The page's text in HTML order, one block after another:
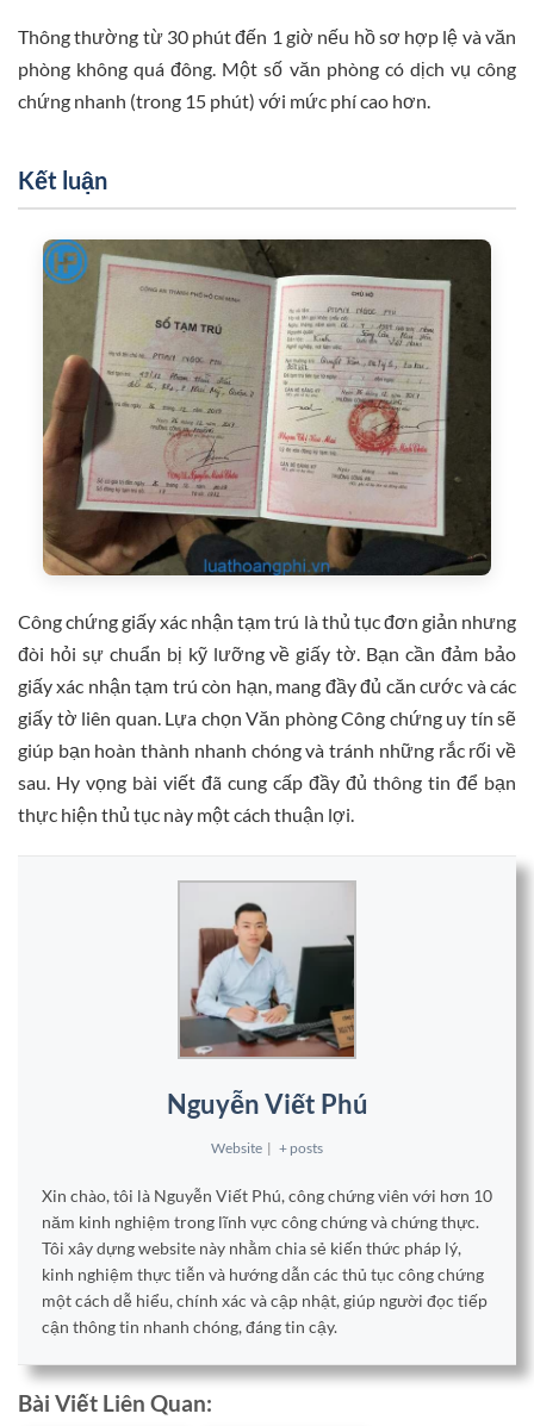
Thông thường từ 30 phút đến 1 giờ nếu hồ sơ hợp lệ và văn
phòng không quá đông. Một số văn phòng có dịch vụ công
chứng nhanh (trong 15 phút) với mức phí cao hơn.
Kết luận
Công chứng giấy xác nhận tạm trú là thủ tục đơn giản nhưng
đòi hỏi sự chuẩn bị kỹ lưỡng về giấy tờ. Bạn cần đảm bảo
giấy xác nhận tạm trú còn hạn, mang đầy đủ căn cước và các
giấy tờ liên quan. Lựa chọn Văn phòng Công chứng uy tín sẽ
giúp bạn hoàn thành nhanh chóng và tránh những rắc rối về
sau. Hy vọng bài viết đã cung cấp đầy đủ thông tin để bạn
thực hiện thủ tục này một cách thuận lợi.
Nguyễn Viết Phú
Website | + posts
Xin chào, tôi là Nguyễn Viết Phú, công chứng viên với hơn 10
năm kinh nghiệm trong lĩnh vực công chứng và chứng thực.
Tôi xây dựng website này nhằm chia sẻ kiến thức pháp lý,
kinh nghiệm thực tiễn và hướng dẫn các thủ tục công chứng
một cách dễ hiểu, chính xác và cập nhật, giúp người đọc tiếp
cận thông tin nhanh chóng, đáng tin cậy.
Bài Viết Liên Quan: